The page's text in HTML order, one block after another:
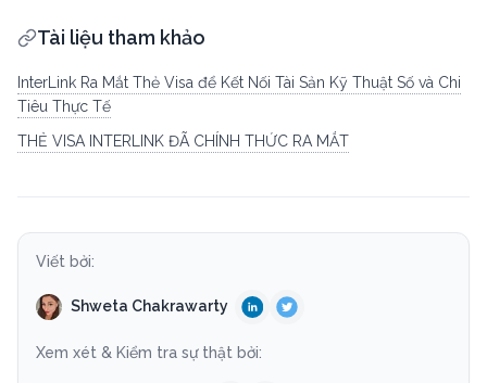
Tài liệu tham khảo
InterLink Ra Mắt Thẻ Visa để Kết Nối Tài Sản Kỹ Thuật Số và Chi
Tiêu Thực Tế
THẺ VISA INTERLINK ĐÃ CHÍNH THỨC RA MẮT
Viết bởi:
Shweta Chakrawarty
Xem xét & Kiểm tra sự thật bởi: